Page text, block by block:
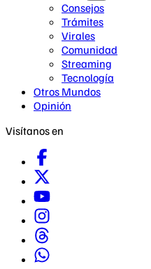
Consejos
Trámites
Virales
Comunidad
Streaming
Tecnología
Otros Mundos
Opinión
Visítanos en